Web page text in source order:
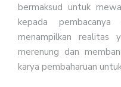
bermaksud untuk
kepada
menampilkan realitas
merenung dan
karya pembaharuan